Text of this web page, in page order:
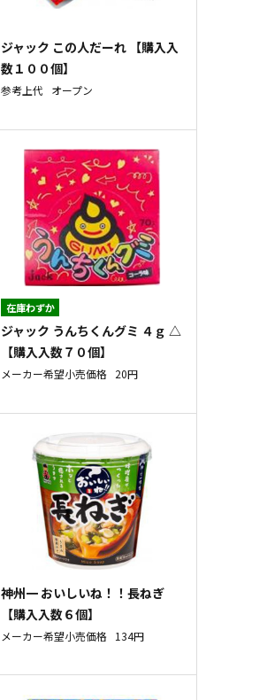
ジャック この人だーれ 【購入入
数１００個】
参考上代 オープン
在庫わずか
ジャック うんちくんグミ ４ｇ △
【購入入数７０個】
メーカー希望小売価格 20円
神州一 おいしいね！！長ねぎ
【購入入数６個】
メーカー希望小売価格 134円